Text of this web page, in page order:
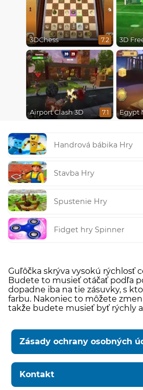
3DChess 7.2 3D
Airport Clash 3D 7.1
Handrová bábika Hry
Stavba Hry
Spustenie Hry
Fidget hry Spinner
Guľôčka skrýva vysokú rýchlosť
Budete to musieť otáčať podľa
dopadne iba na tie zásuvky, s
farbu. Nakoniec to môžete
takže budete musieť byť rýchly
Zásady ochrany osobných
Kontakt